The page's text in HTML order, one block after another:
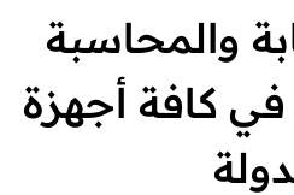
والمحاسبة
في كافة أجهزة